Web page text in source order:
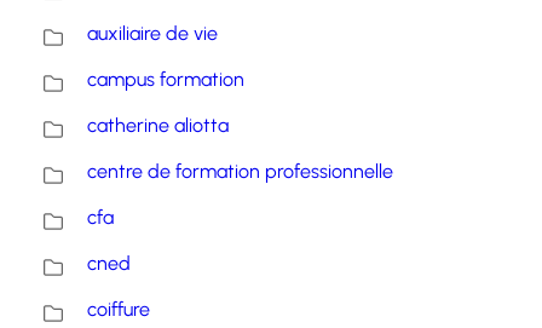
auxiliaire de vie
campus formation
catherine aliotta
centre de formation professionnelle
cfa
cned
coiffure